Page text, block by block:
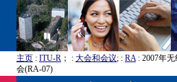
主页 : ITU-R ； : 大会和会议; : RA: 2007年
会(RA-07)